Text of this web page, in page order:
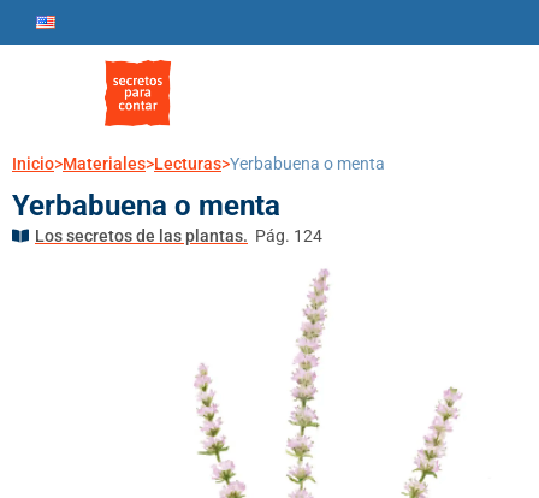
Inicio>Materiales>Lecturas>Yerbabuena o menta
Yerbabuena o menta
Los secretos de las plantas. Pág. 124